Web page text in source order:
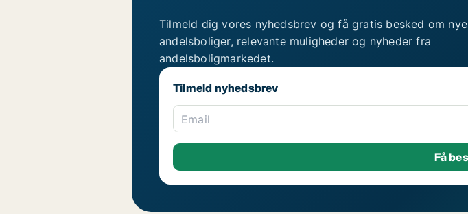
Tilmeld dig vores nyhedsbrev og få gratis besked om nye
andelsboliger, relevante muligheder og nyheder fra
andelsboligmarkedet.
Tilmeld nyhedsbrev
Email